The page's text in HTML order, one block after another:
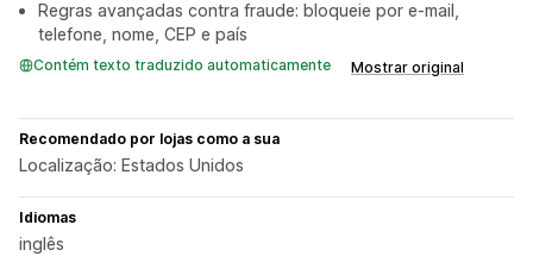
Regras avançadas contra fraude: bloqueie por e-mail,
telefone, nome, CEP e país
Contém texto traduzido automaticamente Mostrar original
Recomendado por lojas como a sua
Localização: Estados Unidos
Idiomas
inglês